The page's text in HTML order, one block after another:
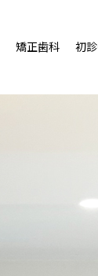
矯正歯科 初